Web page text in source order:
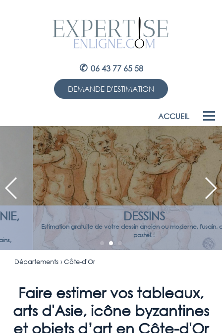
✆ 06 43 77 65 58
DEMANDE D'ESTIMATION
ACCUEIL
DESSINS
Estimation gratuite de votre dessin ancien ou moderne, fusain, aquarelle,
pastel...
Départements› Côte-d'Or
Faire estimer vos tableaux,
arts d'Asie, icône byzantines
et objets d’art en Côte-d'Or